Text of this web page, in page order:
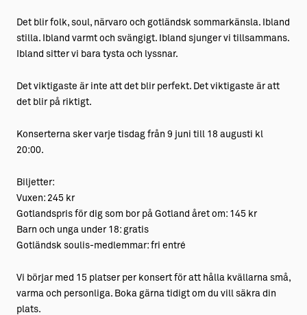
Det blir folk, soul, närvaro och gotländsk sommarkänsla. Ibland
stilla. Ibland varmt och svängigt. Ibland sjunger vi tillsammans.
Ibland sitter vi bara tysta och lyssnar.
Det viktigaste är inte att det blir perfekt. Det viktigaste är att
det blir på riktigt.
Konserterna sker varje tisdag från 9 juni till 18 augusti kl
20:00.
Biljetter:
Vuxen: 245 kr
Gotlandspris för dig som bor på Gotland året om: 145 kr
Barn och unga under 18: gratis
Gotländsk soulis-medlemmar: fri entré
Vi börjar med 15 platser per konsert för att hålla kvällarna små,
varma och personliga. Boka gärna tidigt om du vill säkra din
plats.